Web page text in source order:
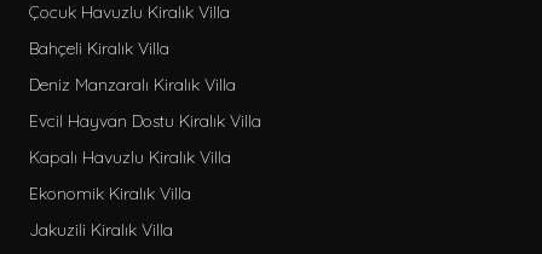
Çocuk Havuzlu Kiralık Villa
Bahçeli Kiralık Villa
Deniz Manzaralı Kiralık Villa
Evcil Hayvan Dostu Kiralık Villa
Kapalı Havuzlu Kiralık Villa
Ekonomik Kiralık Villa
Jakuzili Kiralık Villa